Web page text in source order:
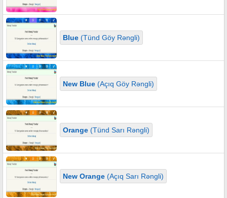
Blue(Tünd Göy Rəngli)
New Blue(Açıq Göy Rəngli)
Orange(Tünd Sarı Rəngli)
New Orange(Açıq Sarı Rəngli)